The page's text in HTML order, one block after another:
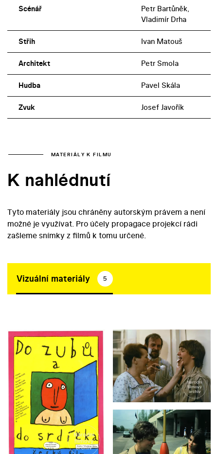
Scénář
Petr Bartůněk,
Vladimír Drha
Střih Ivan Matouš
Architekt Petr Smola
Hudba Pavel Skála
Zvuk Josef Javořík
MATERIÁLY K FILMU
K nahlédnutí
Tyto materiály jsou chráněny autorským právem a není
možné je využívat. Pro účely propagace projekcí rádi
zašleme snímky z filmů k tomu určené.
Vizuální materiály 5